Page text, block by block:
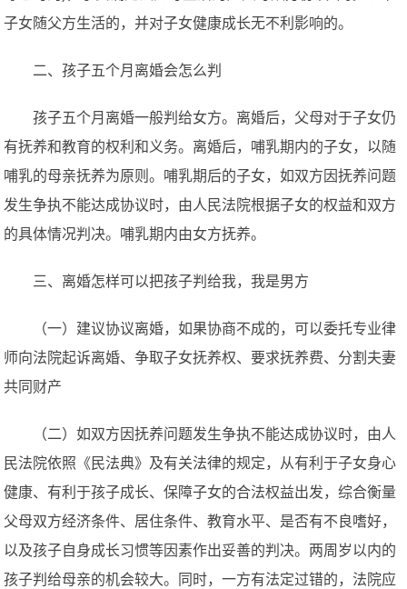
子女随父方生活的，并对子女健康成长无不利影响的。
二、孩子五个月离婚会怎么判
孩子五个月离婚一般判给女方。离婚后，父母对于子女仍
有抚养和教育的权利和义务。离婚后，哺乳期内的子女，以随
哺乳的母亲抚养为原则。哺乳期后的子女，如双方因抚养问题
发生争执不能达成协议时，由人民法院根据子女的权益和双方
的具体情况判决。哺乳期内由女方抚养。
三、离婚怎样可以把孩子判给我，我是男方
（一）建议协议离婚，如果协商不成的，可以委托专业律
师向法院起诉离婚、争取子女抚养权、要求抚养费、分割夫妻
共同财产
（二）如双方因抚养问题发生争执不能达成协议时，由人
民法院依照《民法典》及有关法律的规定，从有利于子女身心
健康、有利于孩子成长、保障子女的合法权益出发，综合衡量
父母双方经济条件、居住条件、教育水平、是否有不良嗜好，
以及孩子自身成长习惯等因素作出妥善的判决。两周岁以内的
孩子判给母亲的机会较大。同时，一方有法定过错的，法院应